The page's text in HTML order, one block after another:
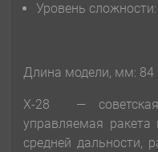
Уровень
Длина модели, мм: 84
Х-28 — советская
управляемая ракета
средней дальности,